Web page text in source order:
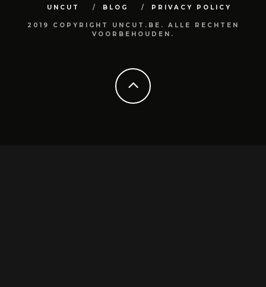
UNCUT BLOG PRIVACY POLICY
2019 COPYRIGHT UNCUT.BE. ALLE RECHTEN
VOORBEHOUDEN.